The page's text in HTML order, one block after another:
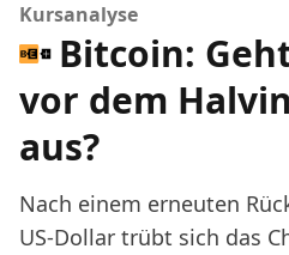
Kursanalyse
Bitcoin:
vor dem
aus?
Nach einem erneuten
US-Dollar trübt sich das